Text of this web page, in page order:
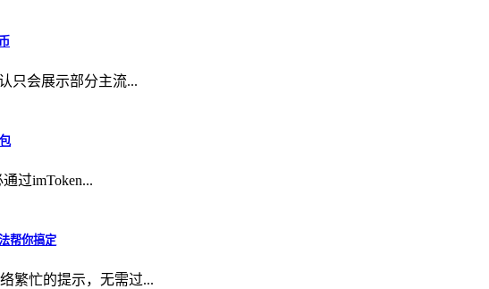
只会展示部分主流...
过imToken...
帮你搞定
繁忙的提示，无需过...